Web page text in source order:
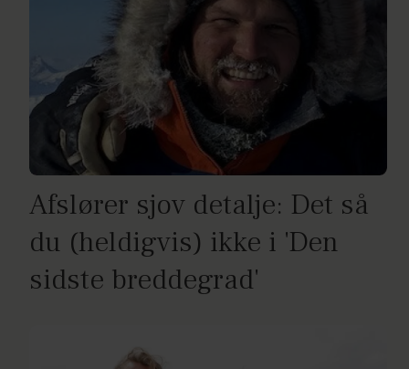
Afslører sjov detalje: Det så
du (heldigvis) ikke i 'Den
sidste breddegrad'